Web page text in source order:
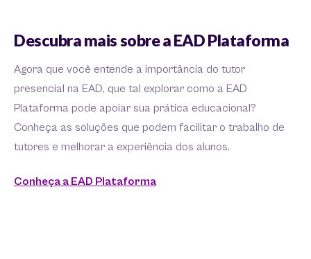
Descubra mais sobre a EAD Plataforma
Agora que você entende a importância do tutor
presencial na EAD, que tal explorar como a EAD
Plataforma pode apoiar sua prática educacional?
Conheça as soluções que podem facilitar o trabalho de
tutores e melhorar a experiência dos alunos.
Conheça a EAD Plataforma